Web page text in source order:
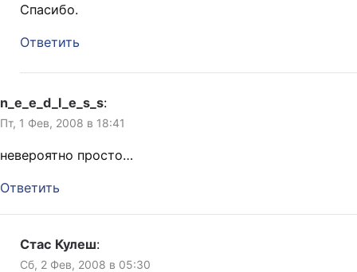
Спасибо.
Ответить
n_e_e_d_l_e_s_s:
Пт, 1 Фев, 2008 в 18:41
невероятно просто…
Ответить
Стас Кулеш:
Сб, 2 Фев, 2008 в 05:30